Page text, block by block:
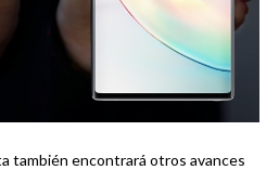
también encontrará otros avances